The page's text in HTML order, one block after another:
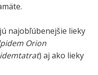
najobľúbenejšie lieky
Orion
) aj ako lieky